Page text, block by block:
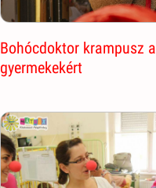
Bohócdoktor krampusz a
gyermekekért